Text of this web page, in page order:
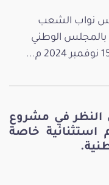
نواب الشعب
بالمجلس الوطني
النظر في مشروع
استثنائية خاصة